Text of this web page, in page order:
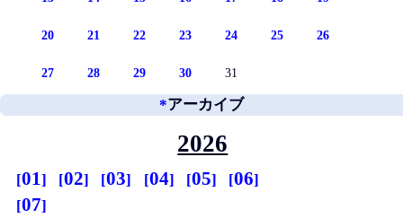
20 21 22 23 24 25 26
27 28 29 30 31
*アーカイブ
2026
01 02 03 04 05
06
07